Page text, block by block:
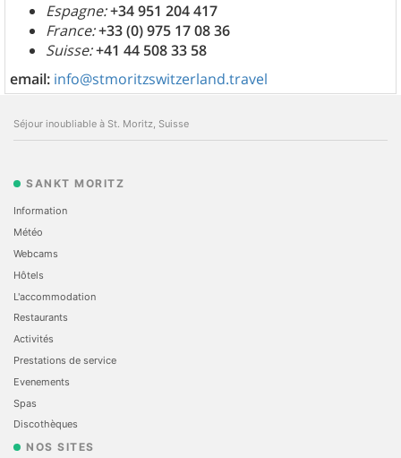
Espagne:+34 951 204 417
France:+33 (0) 975 17 08 36
Suisse:+41 44 508 33 58
email: info@stmoritzswitzerland.travel
Séjour inoubliable à St. Moritz, Suisse
SANKT MORITZ
Information
Météo
Webcams
Hôtels
L'accommodation
Restaurants
Activités
Prestations de service
Evеnements
Spas
Discothèques
NOS SITES